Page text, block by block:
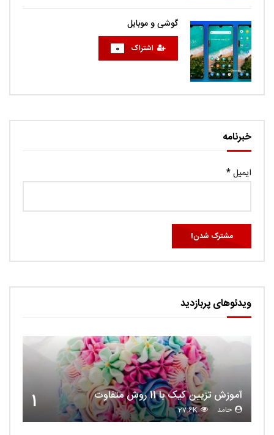
گوشی و موبایل
اشتراک 0
خبرنامه
ایمیل*
ویدئوهای پربازدید
1 آموزش تزیین کیک با 11 روش متفاوت
حامد 27.6K